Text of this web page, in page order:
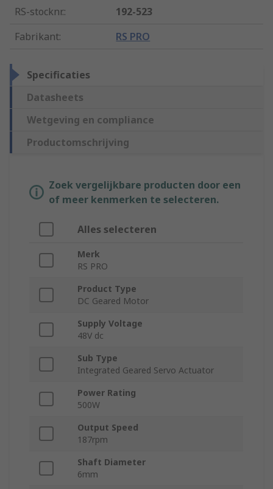
RS-stocknr.:
192-523
Fabrikant: RS PRO
Specificaties
Datasheets
Wetgeving en compliance
Productomschrijving
Zoek vergelijkbare producten door een
of meer kenmerken te selecteren.
Alles selecteren
Merk
RS PRO
Product Type
DC Geared Motor
Supply Voltage
48V dc
Sub Type
Integrated Geared Servo Actuator
Power Rating
500W
Output Speed
187rpm
Shaft Diameter
6mm